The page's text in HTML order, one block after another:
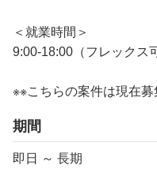
＜就業時間＞
9:00‐18:00（フレックス
※※こちらの案件は現在
期間
即日 ～ 長期